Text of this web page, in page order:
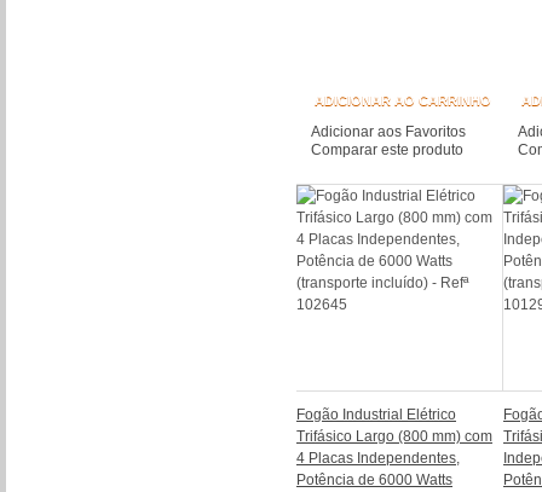
ADICIONAR AO CARRINHO
Adicionar aos Favoritos
Comparar este produto
Fogão Industrial Elétrico
Trifásico Largo (800 mm) com
4 Placas Independentes,
Potência de 6000 Watts